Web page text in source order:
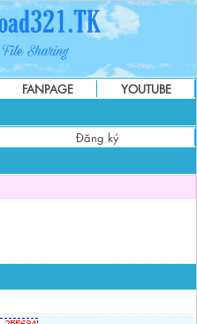
FANPAGE
YOUTUBE
Đăng ký